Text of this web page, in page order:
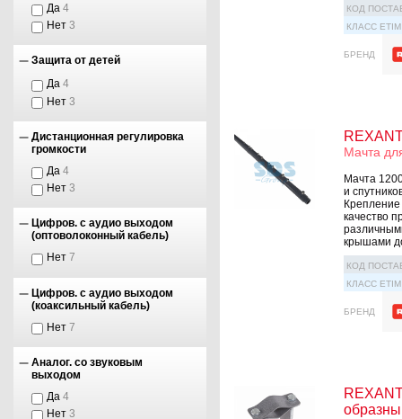
Да 4
Нет 3
Защита от детей
Да 4
Нет 3
Дистанционная регулировка
громкости
Да 4
Нет 3
Цифров. с аудио выходом
(оптоволоконный кабель)
Нет 7
Цифров. с аудио выходом
(коаксильный кабель)
Нет 7
Аналог. со звуковым
выходом
Да 4
Нет 3
КОД
КЛАСС ETIM
БРЕНД
Мачта
Мачта
и
качество
крышами
КОД
КЛАСС ETIM
БРЕНД